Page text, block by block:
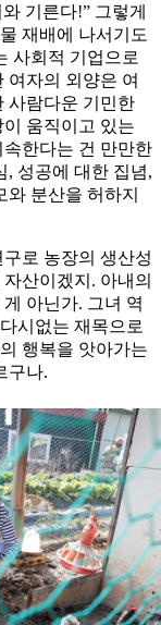
기른다!” 그렇게
재배에 나서기도
사회적 기업으로
여자의 외양은 여
사람다운 기민한
움직이고 있는
한다는 건 만만한
, 성공에 대한 집념,
분산을 허하지
로 농장의 생산성
산이겠지. 아내의
아닌가. 그녀 역
시없는 재목으로
행복을 앗아가는
구나.